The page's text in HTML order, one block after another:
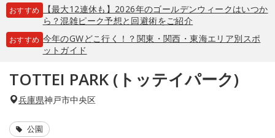
おすすめ
【最大12連休も】2026年のゴールデンウィークはいつか
ら？混雑ピーク予想と回避術をご紹介
おすすめ 今年のGWどこ行く！？関東・関西・東海エリア別スポ
ットガイド
TOTTEI PARK (トッテイパーク)
兵庫県神戸市中央区
公園